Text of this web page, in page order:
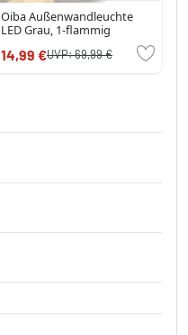
Oiba Außenwandleuchte
LED Grau, 1-flammig
14,99 €UVP:69,99 €